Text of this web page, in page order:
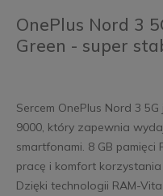
OnePlus Nord 3
Green - super
Sercem OnePlus Nord 3
9000, który zapewnia
smartfonami. 8 GB pamięci
pracę i komfort
Dzięki technologii RAM-